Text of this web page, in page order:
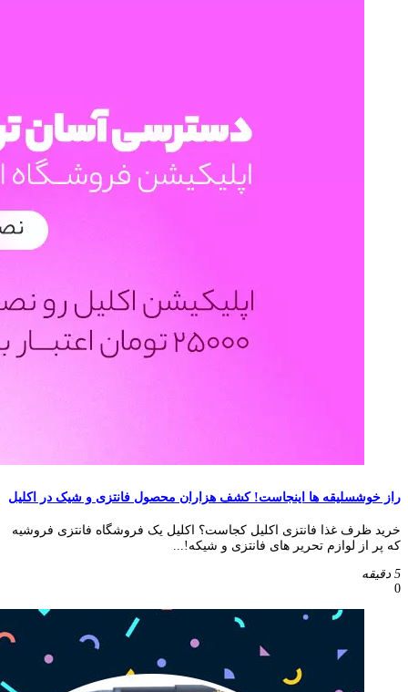
راز خوشسلیقه ها اینجاست! کشف هزاران محصول فانتزی و شیک در اکلیل
خرید ظرف غذا فانتزی اکلیل کجاست؟ اکلیل یک فروشگاه فانتزی فروشیه
که پر از لوازم تحریر های فانتزی و شیکه!...
5 دقیقه
0